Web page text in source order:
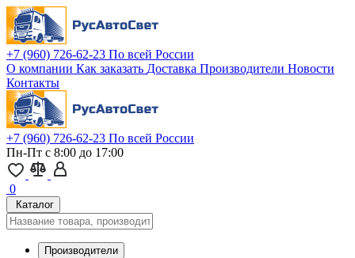
+7 (960) 726-62-23 По всей России
О компании Как заказать Доставка Производители Новости
Контакты
+7 (960) 726-62-23 По всей России
Пн-Пт с 8:00 до 17:00
0
Каталог
Производители